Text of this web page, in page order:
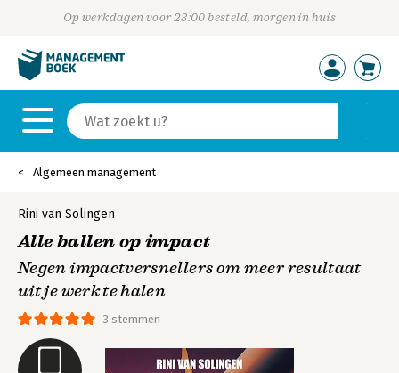
Op werkdagen voor 23:00 besteld, morgen in huis
Algemeen management
3 stemmen
Rini van Solingen
Alle ballen op impact
Negen impactversnellers om meer resultaat
uit je werk te halen